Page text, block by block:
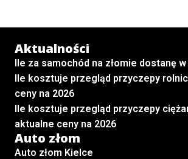
Aktualności
Ile za samochód na złomie dostanę w
Ile kosztuje przegląd przyczepy
ceny na 2026
Ile kosztuje przegląd przyczepy
aktualne ceny na 2026
Auto złom
Auto złom Kielce